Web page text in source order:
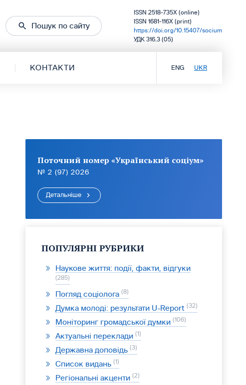
Пошук по сайту
ISSN 2518-735X (online)
ISSN 1681-116X (print)
https://doi.org/10.15407/socium
УДК 316.3 (05)
КОНТАКТИ ENG UKR
Поточний номер «Український соціум»
№ 2 (97) 2026
Детальніше
ПОПУЛЯРНІ РУБРИКИ
Наукове життя: події, факти, відгуки
285
Погляд соціолога 8
Думка молоді: результати U-Report 32
Моніторинг громадської думки 106
Актуальні переклади 1
Державна доповідь 3
Список видань 1
Регіональні акценти 2